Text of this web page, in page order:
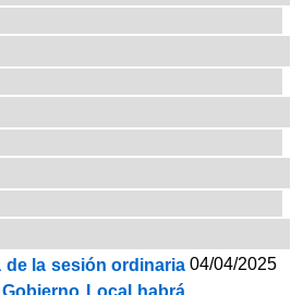
de la sesión ordinaria
Local habrá
04/04/2025